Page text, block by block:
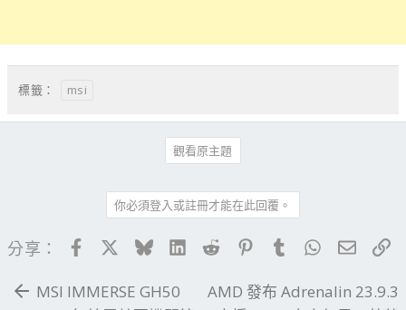
標籤： msi
觀看原主題
你必須登入或註冊才能在此回覆。
分享： FacebookBlueskyLinkedIn
Reddit PinterestTumblrWhatsApp
電子
MSI IMMERSE GH50
AMD 發布 Adrenalin 23.9.3